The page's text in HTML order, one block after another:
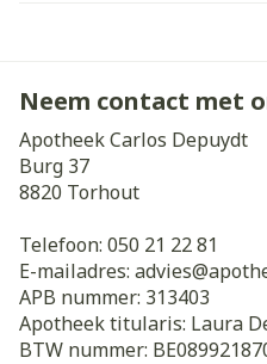
Neem contact met
Apotheek Carlos Depuydt
Burg 37
8820 Torhout
Telefoon: 050 21 22 81
E-mailadres: advies@
APB nummer: 313403
Apotheek titularis: Laura
BTW nummer: